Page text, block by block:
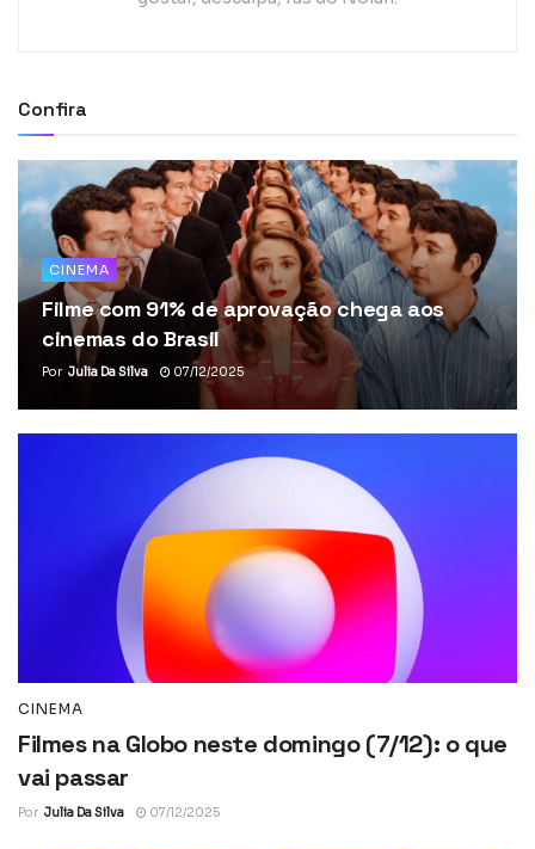
Confira
CINEMA
Filme com 91% de aprovação chega aos
cinemas do Brasil
Por Julia Da Silva 07/12/2025
CINEMA
Filmes na Globo neste domingo (7/12): o que
vai passar
Por Julia Da Silva 07/12/2025